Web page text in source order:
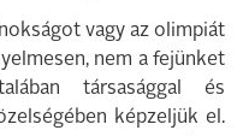
vagy az olimpiát
nem a fejünket
társasággal és
képzeljük el.